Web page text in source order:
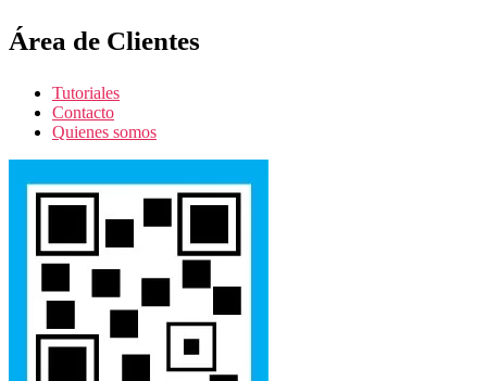
Área de Clientes
Tutoriales
Contacto
Quienes somos